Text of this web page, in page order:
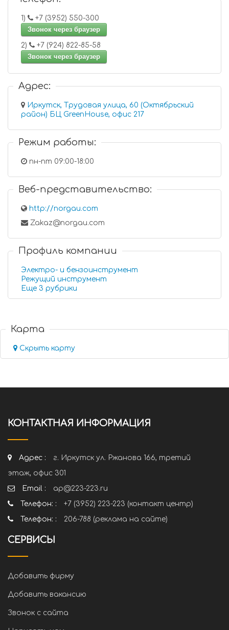
1)
+7 (3952) 550-300
Звонок через браузер
2)
+7 (924) 822-85-58
Звонок через браузер
Адрес:
Иркутск, Трудовая улица, 60 (Октябрьский
район) БЦ GreenHouse, офис 217
Режим работы:
пн-пт 09:00-18:00
Веб-представительство:
http://norgau.com
Zakaz@norgau.com
Профиль компании
Электро- и бензоинструмент
Режущий инструмент
Еще 3 рубрики
Карта
Скрыть карту
КОНТАКТНАЯ ИНФОРМАЦИЯ
Адрес :
г. Иркутск ул. Ржанова 166, третий
этаж, офис 301
Email :
ap@223-223.ru
Телефон: :
+7 (3952) 223-223 (контакт центр)
Телефон: :
206-788 (реклама на сайте)
СЕРВИСЫ
Добавить фирму
Добавить вакансию
Звонок с сайта